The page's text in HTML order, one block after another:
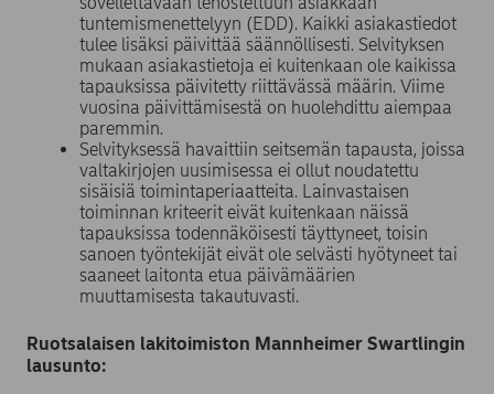
tuntemismenettelyyn (EDD). Kaikki asiakastiedot
tulee lisäksi päivittää säännöllisesti. Selvityksen
mukaan asiakastietoja ei kuitenkaan ole kaikissa
tapauksissa päivitetty riittävässä määrin. Viime
vuosina päivittämisestä on huolehdittu aiempaa
paremmin.
Selvityksessä havaittiin seitsemän tapausta, joissa
valtakirjojen uusimisessa ei ollut noudatettu
sisäisiä toimintaperiaatteita. Lainvastaisen
toiminnan kriteerit eivät kuitenkaan näissä
tapauksissa todennäköisesti täyttyneet, toisin
sanoen työntekijät eivät ole selvästi hyötyneet tai
saaneet laitonta etua päivämäärien
muuttamisesta takautuvasti.
Ruotsalaisen lakitoimiston Mannheimer Swartlingin
lausunto: